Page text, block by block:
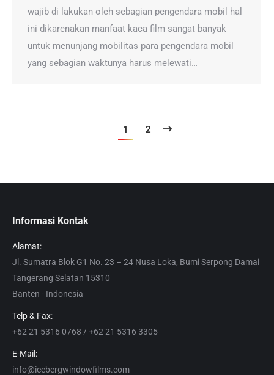
wajib di lakukan oleh sebagian pengendara mobil hal
ini dikarenakan manfaat kaca film sangat banyak
untuk menunjang mobilitas para pengendara mobil
yang sebagian waktunya harus melewati…
1 2
Informasi Kontak
Alamat:
Jl. Sumatra Blok G1 No. 23 – 24 Nusa Loka, Bumi Serpong Damai
Tangerang Selatan 15310
Banten - Indonesia
Telp & Fax:
+62 21 5316 0768 / +62 21 5316 3305
E-Mail:
info@icebergwindowfilms.com